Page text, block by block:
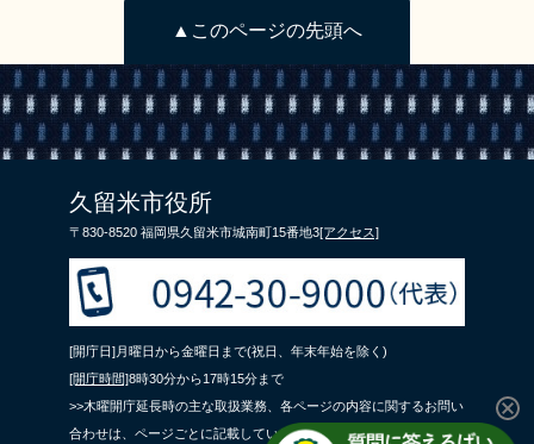
▲このページの先頭へ
久留米市役所
〒830-8520 福岡県久留米市城南町15番地3[アクセス]
[開庁日]月曜日から金曜日まで(祝日、年末年始を除く)
[開庁時間]8時30分から17時15分まで
>>木曜開庁延長時の主な取扱業務、各ページの内容に関するお問い
合わせは、ページごとに記載している問合せ先までご連絡くださ